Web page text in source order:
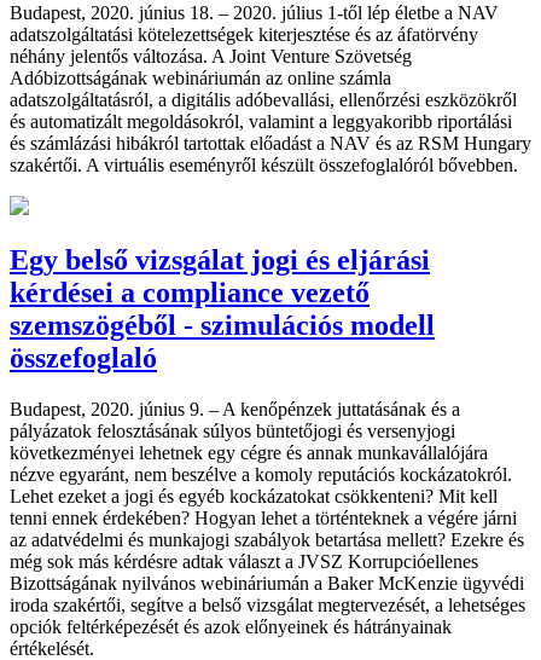
Budapest, 2020. június 18. – 2020. július 1-től lép életbe a NAV
adatszolgáltatási kötelezettségek kiterjesztése és az áfatörvény
néhány jelentős változása. A Joint Venture Szövetség
Adóbizottságának webináriumán az online számla
adatszolgáltatásról, a digitális adóbevallási, ellenőrzési eszközökről
és automatizált megoldásokról, valamint a leggyakoribb riportálási
és számlázási hibákról tartottak előadást a NAV és az RSM Hungary
szakértői. A virtuális eseményről készült összefoglalóról bővebben.
Egy belső vizsgálat jogi és eljárási
kérdései a compliance vezető
szemszögéből - szimulációs modell
összefoglaló
Budapest, 2020. június 9. – A kenőpénzek juttatásának és a
pályázatok felosztásának súlyos büntetőjogi és versenyjogi
következményei lehetnek egy cégre és annak munkavállalójára
nézve egyaránt, nem beszélve a komoly reputációs kockázatokról.
Lehet ezeket a jogi és egyéb kockázatokat csökkenteni? Mit kell
tenni ennek érdekében? Hogyan lehet a történteknek a végére járni
az adatvédelmi és munkajogi szabályok betartása mellett? Ezekre és
még sok más kérdésre adtak választ a JVSZ Korrupcióellenes
Bizottságának nyilvános webináriumán a Baker McKenzie ügyvédi
iroda szakértői, segítve a belső vizsgálat megtervezését, a lehetséges
opciók feltérképezését és azok előnyeinek és hátrányainak
értékelését.